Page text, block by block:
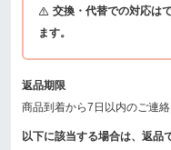
交換・代替での対応は
ます。
返品期限
商品到着から7日以内のご連絡
以下に該当する場合は、返品